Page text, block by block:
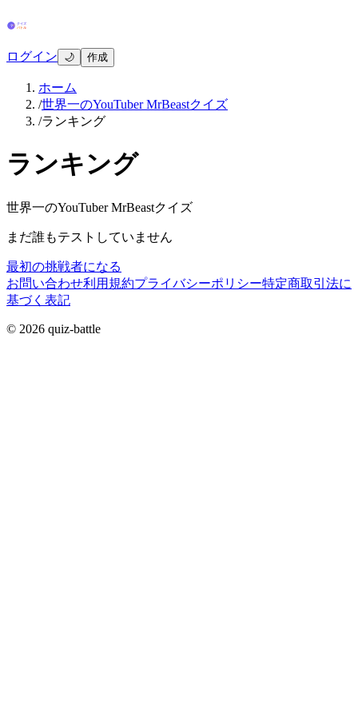
ログイン 🌙 作成
ホーム
/世界一のYouTuber MrBeastクイズ
/ランキング
ランキング
世界一のYouTuber MrBeastクイズ
まだ誰もテストしていません
最初の挑戦者になる
お問い合わせ利用規約プライバシーポリシー特定商取引法に
基づく表記
© 2026 quiz-battle